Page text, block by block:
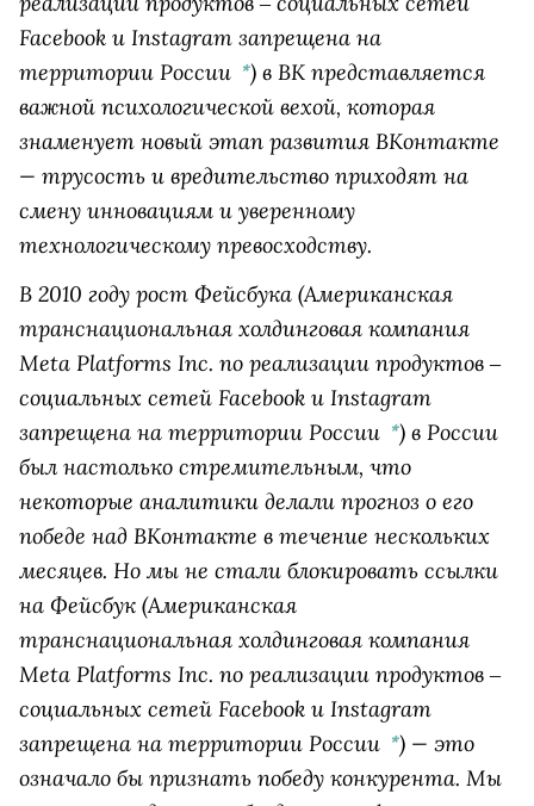
Facebook и Instagram запрещена на
территории России *) в ВК представляется
важной психологической вехой, которая
знаменует новый этап развития ВКонтакте
— трусость и вредительство приходят на
смену инновациям и уверенному
технологическому превосходству.
В 2010 году рост Фейсбука (Американская
транснациональная холдинговая компания
Meta Platforms Inc. по реализации продуктов ‒
социальных сетей Facebook и Instagram
запрещена на территории России *) в России
был настолько стремительным, что
некоторые аналитики делали прогноз о его
победе над ВКонтакте в течение нескольких
месяцев. Но мы не стали блокировать ссылки
на Фейсбук (Американская
транснациональная холдинговая компания
Meta Platforms Inc. по реализации продуктов ‒
социальных сетей Facebook и Instagram
запрещена на территории России *) — это
означало бы признать победу конкурента. Мы